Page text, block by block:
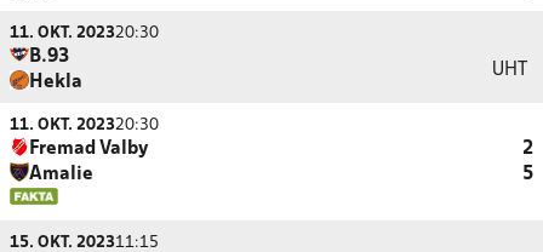
11. OKT. 202320:30
B.93
Hekla
UHT
11. OKT. 202320:30
Fremad Valby
2
Amalie
5
15. OKT. 202311:15